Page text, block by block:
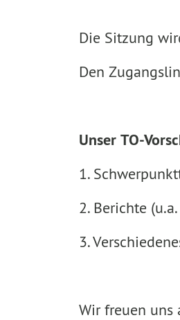
Die Sitzung
Den
Unser TO-
1.
2. Berichte
3.
Wir freuen uns